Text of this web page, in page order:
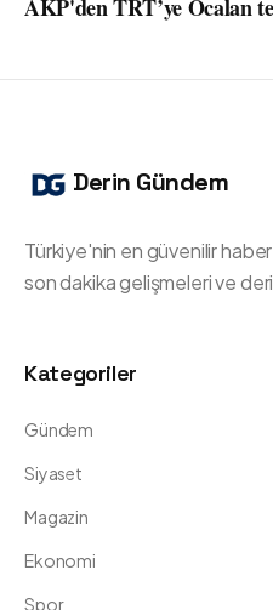
AKP'den TRT’ye Öcalan
Derin Gündem
Türkiye'nin en güvenilir
son dakika gelişmeleri ve
Kategoriler
Gündem
Siyaset
Magazin
Ekonomi
Spor